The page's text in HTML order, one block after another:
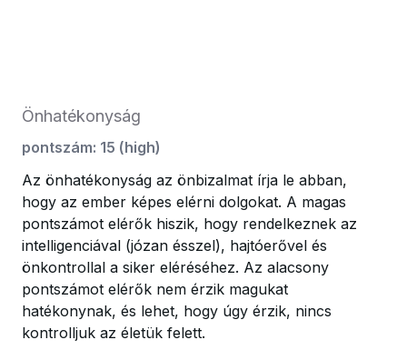
Önhatékonyság
pontszám: 15 (high)
Az önhatékonyság az önbizalmat írja le abban,
hogy az ember képes elérni dolgokat. A magas
pontszámot elérők hiszik, hogy rendelkeznek az
intelligenciával (józan ésszel), hajtóerővel és
önkontrollal a siker eléréséhez. Az alacsony
pontszámot elérők nem érzik magukat
hatékonynak, és lehet, hogy úgy érzik, nincs
kontrolljuk az életük felett.